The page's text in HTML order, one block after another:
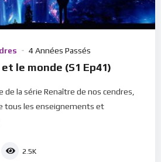
4 Années Passés
le monde (S1 Ep41)
de la série Renaître de nos cendres,
tous les enseignements et
2.5K